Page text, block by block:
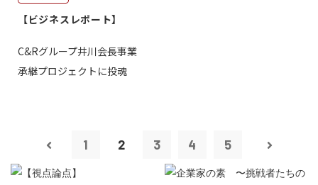
【ビジネスレポート】
C&Rグループ井川会長事業
承継プロジェクトに投魂
1 2 3 4 5